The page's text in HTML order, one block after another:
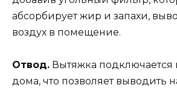
абсорбирует жир и запахи,
воздух в помещение.
Отвод. Вытяжка подключается
дома, что позволяет выводить